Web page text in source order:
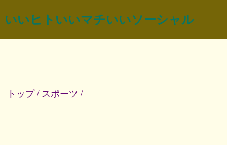
いいヒトいいマチいいソーシャル
トップ / スポーツ /